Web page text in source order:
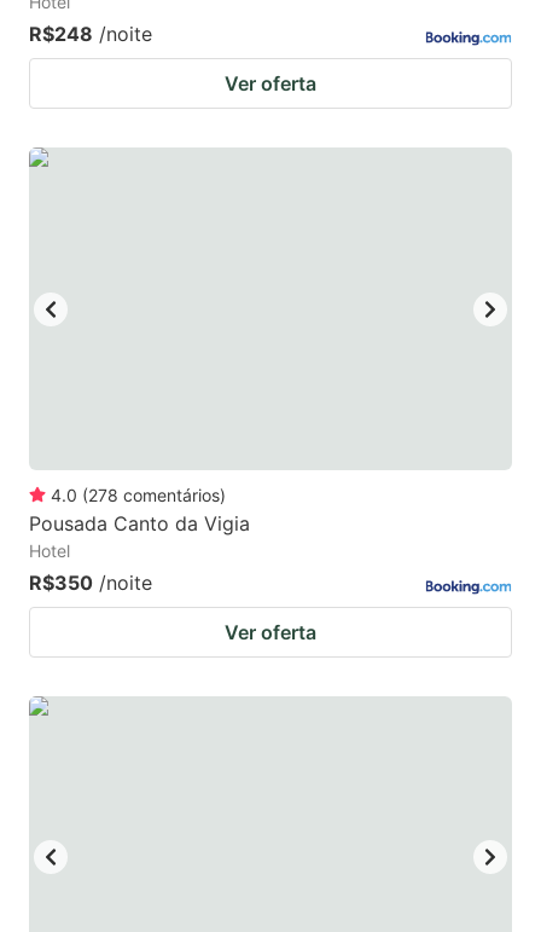
R$248 /noite
Ver oferta
4.0 (278 comentários)
Pousada Canto da Vigia
Hotel
R$350 /noite
Ver oferta